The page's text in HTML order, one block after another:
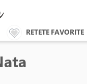
RETETE FAVORITE